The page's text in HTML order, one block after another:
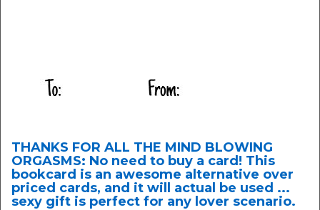
THANKS FOR ALL THE MIND BLOWING
ORGASMS: No need to buy a card! This
bookcard is an awesome alternative over
priced cards, and it will actual be used ...
sexy gift is perfect for any lover scenario.